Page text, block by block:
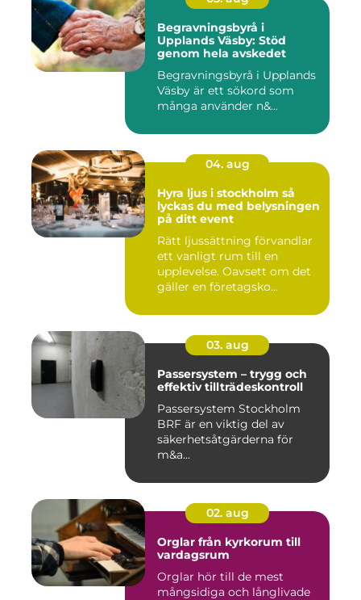
Begravningsbyrå i
Upplands Väsby: Stöd
genom hela avskedet
Begravningsbyrå i Upplands
Väsby är ett sökord som
många använder n&...
04. aug
Hyra ljus i stockholm så
lyckas du med belysningen
på ditt event
Rätt ljussättning förvandlar
ett vanligt rum till en
upplevelse. Oavsett om det
gäller en företagsko...
03. aug
Passersystem – trygg och
effektiv tillträdeskontroll
Passersystem Stockholm
BRF är en viktig del av
säkerhetsåtgärderna för
m&a...
02. aug
Orglar från kyrkorum till
vardagsrum
Orglar hör till de mest
mångsidiga och långlivade